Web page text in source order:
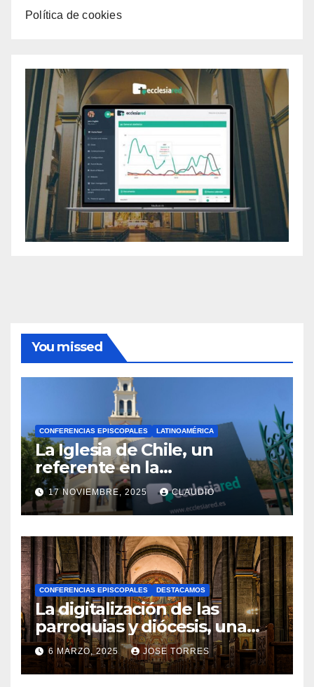
Política de cookies
You missed
CONFERENCIAS EPISCOPALES LATINOAMÉRICA
La Iglesia de Chile, un
referente en la
transformación digital
gracias a Ecclesiared
17 NOVIEMBRE, 2025 CLAUDIO
N
O
H
A
Y
C
O
M
CONFERENCIAS EPISCOPALES DESTACAMOS
La digitalización de las
parroquias y diócesis, una
realidad ya para el futuro de
la Iglesia
6 MARZO, 2025 JOSE TORRES
N